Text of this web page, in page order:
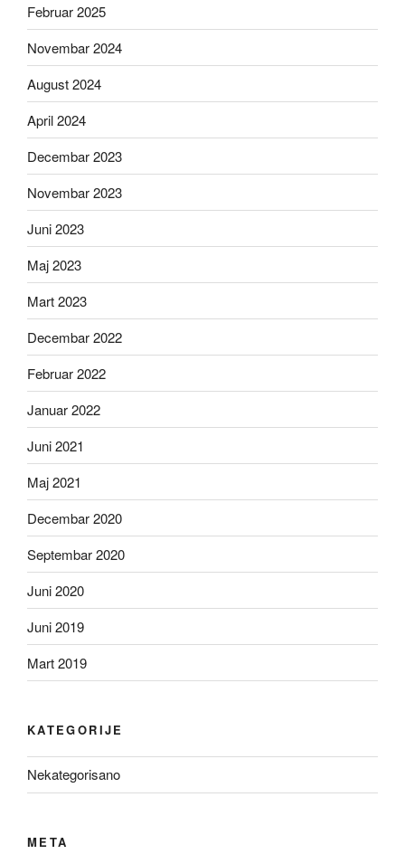
Februar 2025
Novembar 2024
August 2024
April 2024
Decembar 2023
Novembar 2023
Juni 2023
Maj 2023
Mart 2023
Decembar 2022
Februar 2022
Januar 2022
Juni 2021
Maj 2021
Decembar 2020
Septembar 2020
Juni 2020
Juni 2019
Mart 2019
KATEGORIJE
Nekategorisano
META